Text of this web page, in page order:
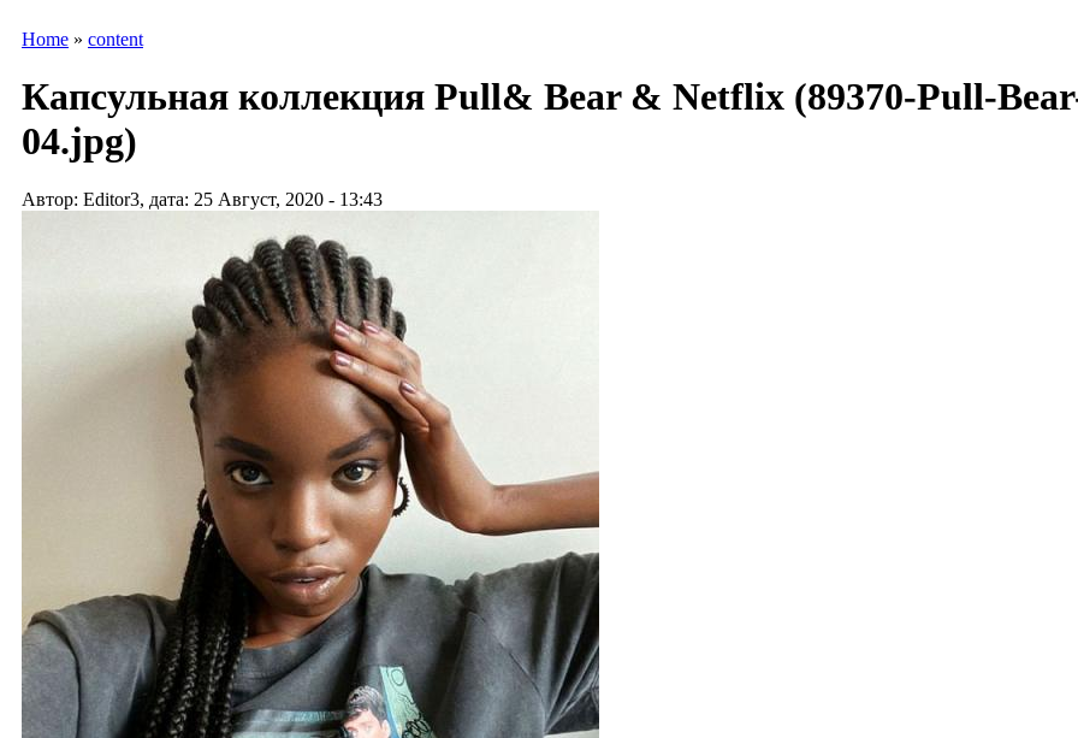
Home » content
Капсульная коллекция Pull& Bear & Netflix (89370-Pull-
04.jpg)
Автор: Editor3, дата: 25 Август, 2020 - 13:43